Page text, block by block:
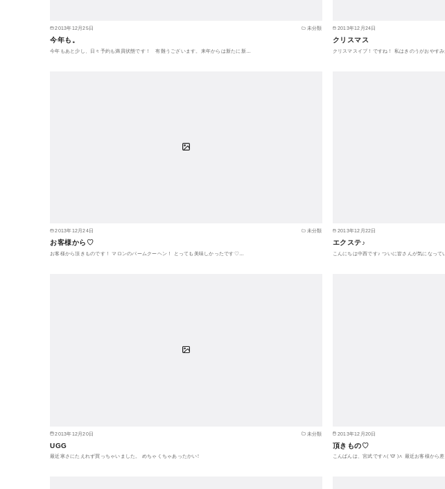
2013年12月25日 未分類
今年も。
今年もあと少し、日々予約も満員状態です！ 有難うございます。来年からは新たに新…
2013年12月24日
クリスマス
クリスマスイブ！ですね！ 私はきのうがおやす
2013年12月24日 未分類
お客様から♡
お客様から頂きものです！ マロンのバームクーヘン！ とっても美味しかったです♡…
2013年12月22日
エクステ♪
こんにちは中西です♪ ついに皆さんが気になっ
2013年12月20日 未分類
UGG
最近寒さにたえれず買っちゃいました。 めちゃくちゃあったかい!
2013年12月20日
頂きもの♡
こんばんは、宮武です∧( 'Θ' )∧ 最近お客様から差